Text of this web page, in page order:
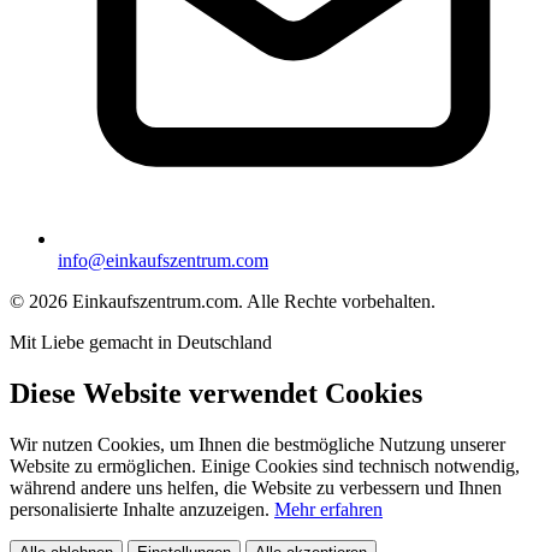
info@einkaufszentrum.com
© 2026 Einkaufszentrum.com. Alle Rechte vorbehalten.
Mit Liebe gemacht in Deutschland
Diese Website verwendet Cookies
Wir nutzen Cookies, um Ihnen die bestmögliche Nutzung unserer
Website zu ermöglichen. Einige Cookies sind technisch notwendig,
während andere uns helfen, die Website zu verbessern und Ihnen
personalisierte Inhalte anzuzeigen. Mehr erfahren